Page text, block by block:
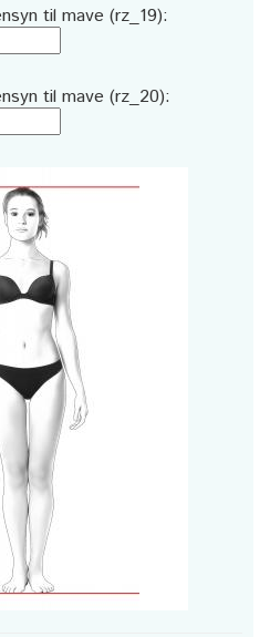
til mave (rz_19):
til mave (rz_20):